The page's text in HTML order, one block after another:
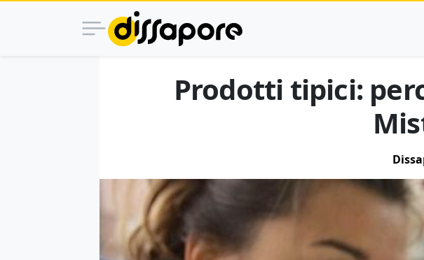
Prodotti tipici: